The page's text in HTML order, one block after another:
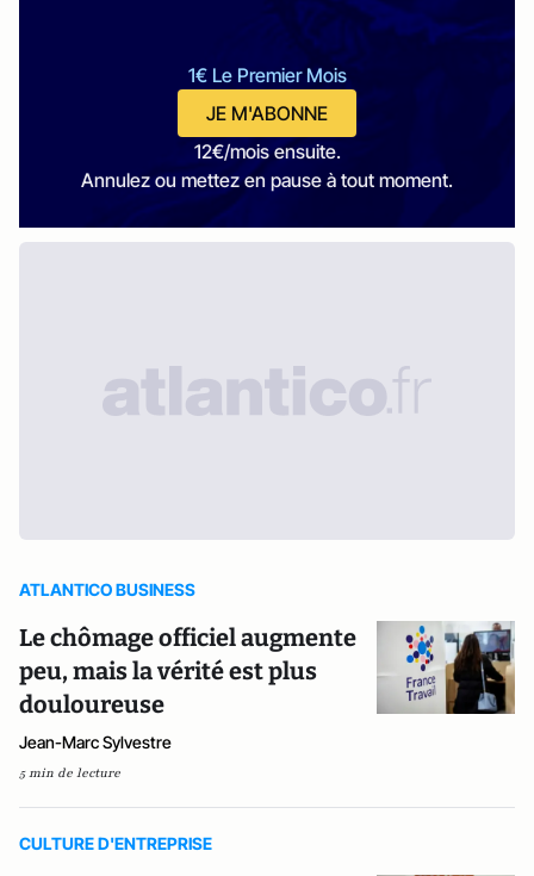
1€ Le Premier Mois
JE M'ABONNE
12€/mois ensuite.
Annulez ou mettez en pause à tout moment.
ATLANTICO BUSINESS
Le chômage officiel augmente
peu, mais la vérité est plus
douloureuse
Jean-Marc Sylvestre
5 min de lecture
CULTURE D'ENTREPRISE